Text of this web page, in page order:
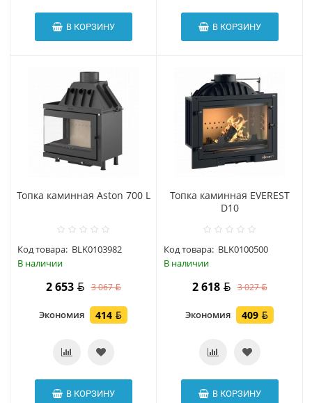
В КОРЗИНУ В КОРЗИНУ
Топка каминная Aston 700 L
Код товара: BLK0103982
В наличии
2 653 3 067
Экономия 414
В КОРЗИНУ
Топка каминная EVEREST
D10
Код товара: BLK0100500
В наличии
2 618 3 027
Экономия 409
В КОРЗИНУ